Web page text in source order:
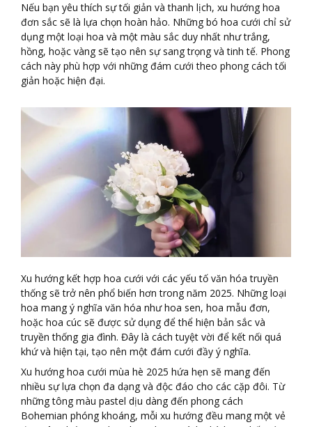
Nếu bạn yêu thích sự tối giản và thanh lịch, xu hướng hoa
đơn sắc sẽ là lựa chọn hoàn hảo. Những bó hoa cưới chỉ sử
dụng một loại hoa và một màu sắc duy nhất như trắng,
hồng, hoặc vàng sẽ tạo nên sự sang trọng và tinh tế. Phong
cách này phù hợp với những đám cưới theo phong cách tối
giản hoặc hiện đại.
Xu hướng kết hợp hoa cưới với các yếu tố văn hóa truyền
thống sẽ trở nên phổ biến hơn trong năm 2025. Những loại
hoa mang ý nghĩa văn hóa như hoa sen, hoa mẫu đơn,
hoặc hoa cúc sẽ được sử dụng để thể hiện bản sắc và
truyền thống gia đình. Đây là cách tuyệt vời để kết nối quá
khứ và hiện tại, tạo nên một đám cưới đầy ý nghĩa.
Xu hướng hoa cưới mùa hè 2025 hứa hẹn sẽ mang đến
nhiều sự lựa chọn đa dạng và độc đáo cho các cặp đôi. Từ
những tông màu pastel dịu dàng đến phong cách
Bohemian phóng khoáng, mỗi xu hướng đều mang một vẻ